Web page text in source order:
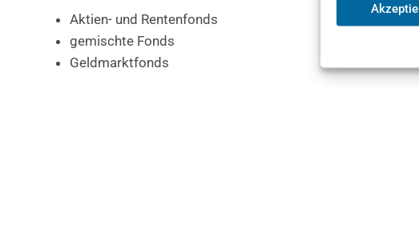
Aktien- und Rentenfonds
gemischte Fonds
Geldmarktfonds